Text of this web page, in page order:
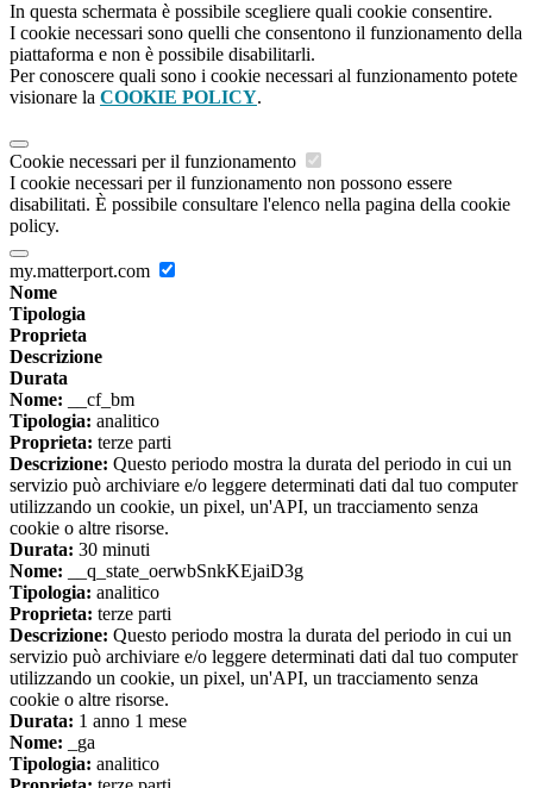
In questa schermata è possibile scegliere quali cookie consentire.
I cookie necessari sono quelli che consentono il funzionamento della
piattaforma e non è possibile disabilitarli.
Per conoscere quali sono i cookie necessari al funzionamento potete
visionare la COOKIE POLICY.
Cookie necessari per il funzionamento
I cookie necessari per il funzionamento non possono essere
disabilitati. È possibile consultare l'elenco nella pagina della cookie
policy.
my.matterport.com
Nome
Tipologia
Proprieta
Descrizione
Durata
Nome: __cf_bm
Tipologia: analitico
Proprieta: terze parti
Descrizione: Questo periodo mostra la durata del periodo in cui un
servizio può archiviare e/o leggere determinati dati dal tuo computer
utilizzando un cookie, un pixel, un'API, un tracciamento senza
cookie o altre risorse.
Durata: 30 minuti
Nome: __q_state_oerwbSnkKEjaiD3g
Tipologia: analitico
Proprieta: terze parti
Descrizione: Questo periodo mostra la durata del periodo in cui un
servizio può archiviare e/o leggere determinati dati dal tuo computer
utilizzando un cookie, un pixel, un'API, un tracciamento senza
cookie o altre risorse.
Durata: 1 anno 1 mese
Nome: _ga
Tipologia: analitico